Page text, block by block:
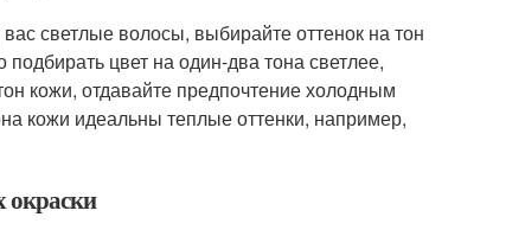
светлые волосы, выбирайте оттенок на тон
цвет на один-два тона светлее,
кожи, отдавайте предпочтение холодным
кожи идеальны теплые оттенки, например,
окраски